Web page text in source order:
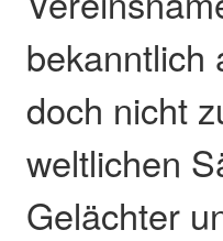
bekanntlich
doch nicht
weltlichen
Gelächter